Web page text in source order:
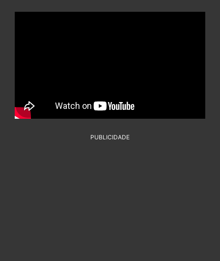
PUBLICIDADE